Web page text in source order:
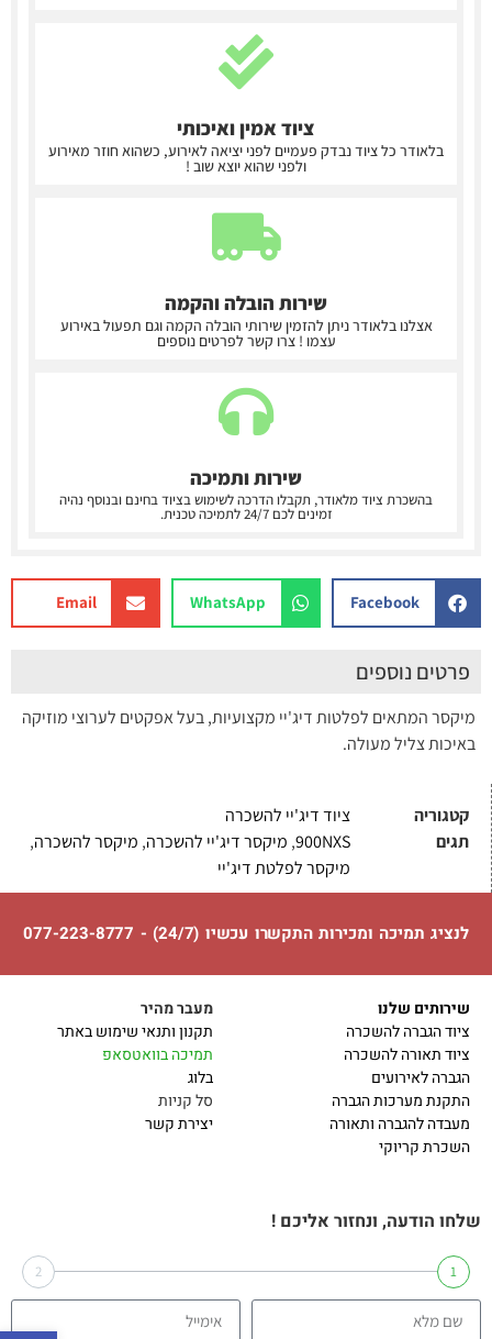
ציוד אמין ואיכותי
בלאודר כל ציוד נבדק פעמיים לפני יציאה לאירוע, כשהוא חוזר מאירוע
ולפני שהוא יוצא שוב !
שירות הובלה והקמה
אצלנו בלאודר ניתן להזמין שירותי הובלה הקמה וגם תפעול באירוע
עצמו ! צרו קשר לפרטים נוספים
שירות ותמיכה
בהשכרת ציוד מלאודר, תקבלו הדרכה לשימוש בציוד בחינם ובנוסף נהיה
זמינים לכם 24/7 לתמיכה טכנית.
Facebook
WhatsApp
Email
פרטים נוספים
מיקסר המתאים לפלטות דיג'יי מקצועיות, בעל אפקטים לערוצי מוזיקה
באיכות צליל מעולה.
קטגוריה
ציוד דיג'יי להשכרה
תגים
900NXS
, מיקסר דיג'יי להשכרה, מיקסר להשכרה,
מיקסר לפלטת דיג'יי
לנציג תמיכה ומכירות התקשרו עכשיו (24/7) - 077-223-8777
שירותים שלנו
ציוד הגברה להשכרה
ציוד תאורה להשכרה
הגברה לאירועים
התקנת מערכות הגברה
מעבדה להגברה ותאורה
השכרת קריוקי
מעבר מהיר
תקנון ותנאי שימוש באתר
תמיכה בוואטסאפ
בלוג
סל קניות
יצירת קשר
שלחו הודעה, ונחזור אליכם !
1
2